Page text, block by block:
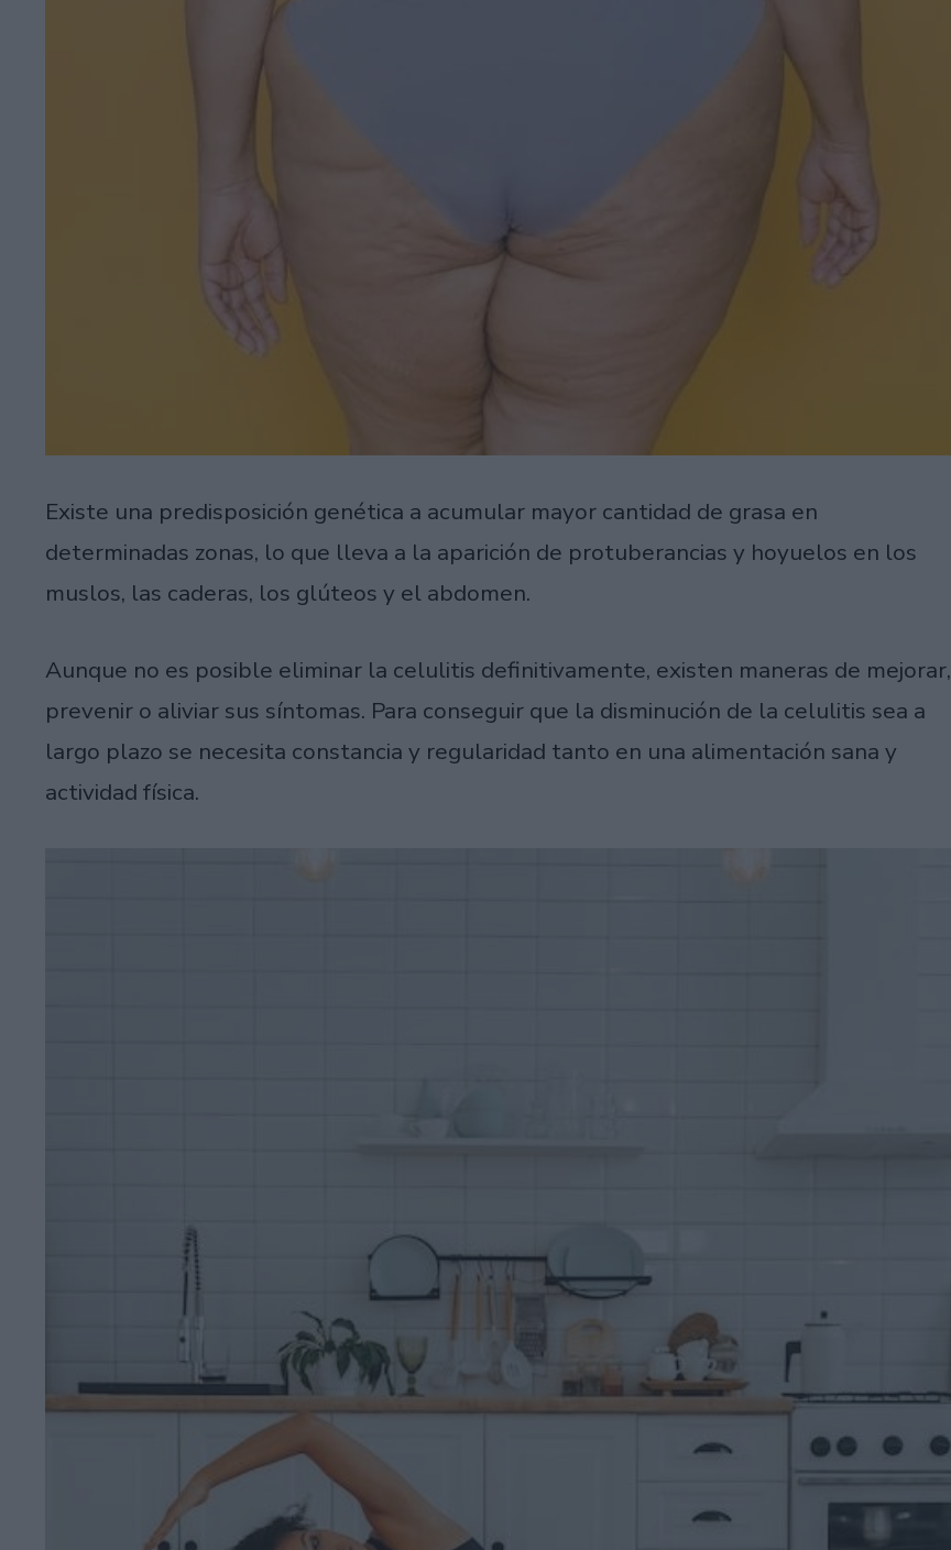
Existe una predisposición genética a acumular mayor cantidad de grasa en
determinadas zonas, lo que lleva a la aparición de protuberancias y hoyuelos en los
muslos, las caderas, los glúteos y el abdomen.
Aunque no es posible eliminar la celulitis definitivamente, existen maneras de mejorar,
prevenir o aliviar sus síntomas. Para conseguir que la disminución de la celulitis sea a
largo plazo se necesita constancia y regularidad tanto en una alimentación sana y
actividad física.